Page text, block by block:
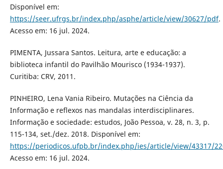
Disponível em:
https://seer.ufrgs.br/index.php/asphe/article/view/30627/pdf.
Acesso em: 16 jul. 2024.
PIMENTA, Jussara Santos. Leitura, arte e educação: a
biblioteca infantil do Pavilhão Mourisco (1934-1937).
Curitiba: CRV, 2011.
PINHEIRO, Lena Vania Ribeiro. Mutações na Ciência da
Informação e reflexos nas mandalas interdisciplinares.
Informação e sociedade: estudos, João Pessoa, v. 28, n. 3, p.
115-134, set./dez. 2018. Disponível em:
https://periodicos.ufpb.br/index.php/ies/article/view/43317/
Acesso em: 16 jul. 2024.